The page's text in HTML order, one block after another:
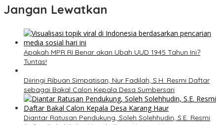
Jangan Lewatkan
Apakah MPR RI Benar akan Ubah UUD 1945 Tahun Ini?
Tuntas!
Diiringi Ribuan Simpatisan, Nur Fadilah, S.H. Resmi Daftar
sebagai Bakal Calon Kepala Desa Sumbersari
Diantar Ratusan Pendukung, Soleh Solehhudin, S.E. Resmi